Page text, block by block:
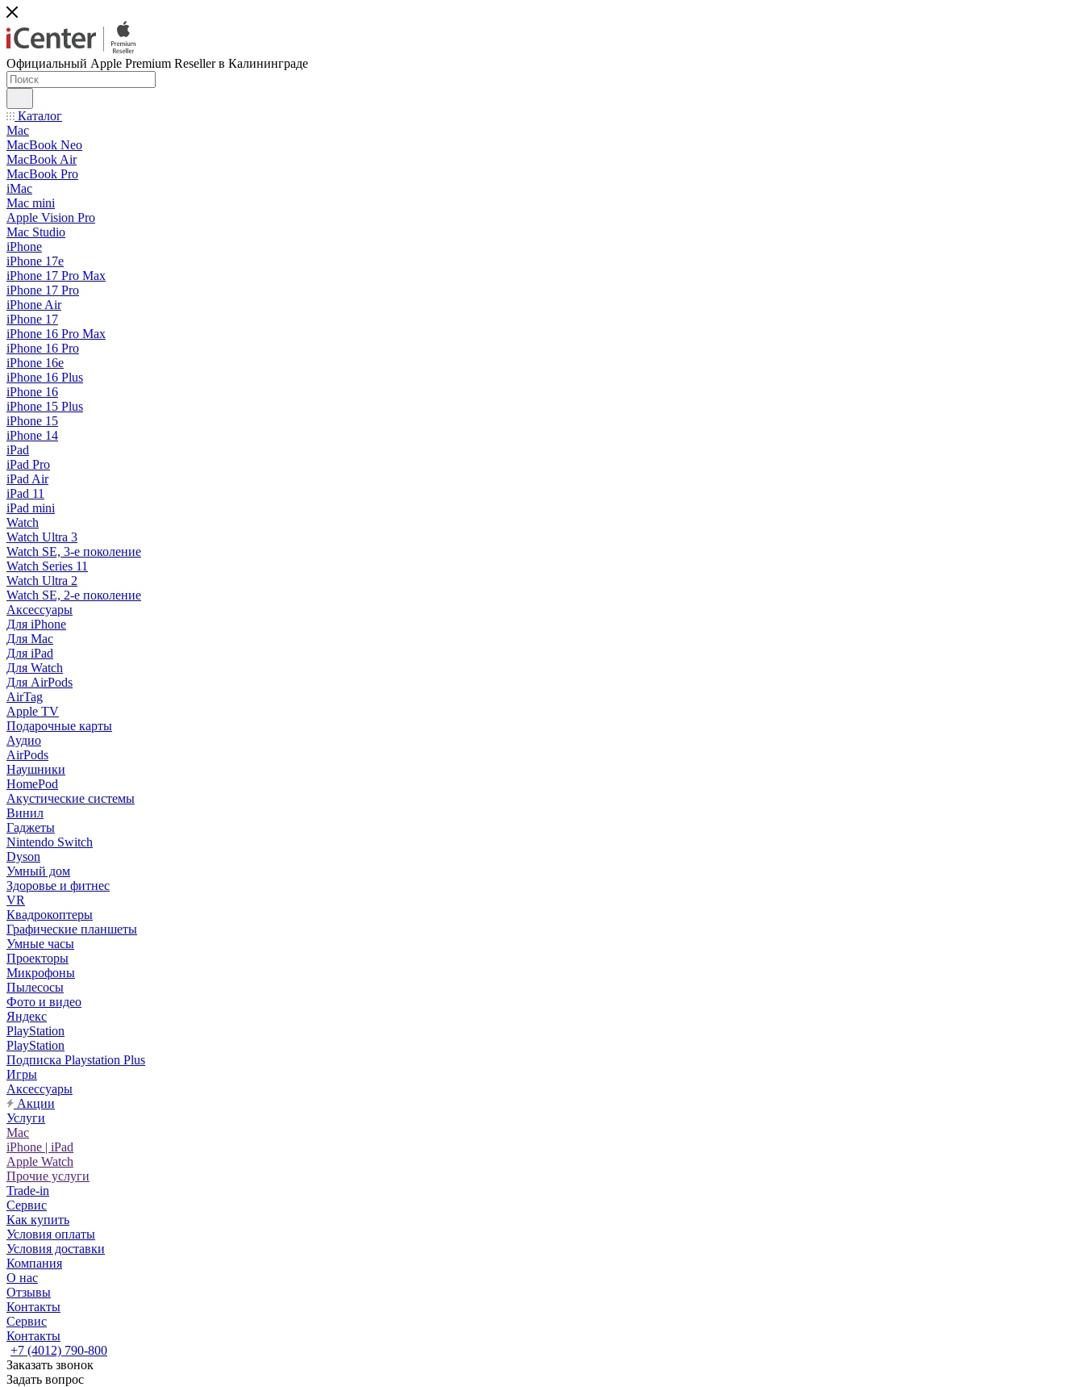
Официальный Apple Premium Reseller в Калининграде
Каталог
Mac
MacBook Neo
MacBook Air
MacBook Pro
iMac
Mac mini
Apple Vision Pro
Mac Studio
iPhone
iPhone 17e
iPhone 17 Pro Max
iPhone 17 Pro
iPhone Air
iPhone 17
iPhone 16 Pro Max
iPhone 16 Pro
iPhone 16e
iPhone 16 Plus
iPhone 16
iPhone 15 Plus
iPhone 15
iPhone 14
iPad
iPad Pro
iPad Air
iPad 11
iPad mini
Watch
Watch Ultra 3
Watch SE, 3-е поколение
Watch Series 11
Watch Ultra 2
Watch SE, 2-е поколение
Аксессуары
Для iPhone
Для Mac
Для iPad
Для Watch
Для AirPods
AirTag
Apple TV
Подарочные карты
Аудио
AirPods
Наушники
HomePod
Акустические системы
Винил
Гаджеты
Nintendo Switch
Dyson
Умный дом
Здоровье и фитнес
VR
Квадрокоптеры
Графические планшеты
Умные часы
Проекторы
Микрофоны
Пылесосы
Фото и видео
Яндекс
PlayStation
PlayStation
Подписка Playstation Plus
Игры
Аксессуары
Акции
Услуги
Mac
iPhone | iPad
Apple Watch
Прочие услуги
Trade-in
Сервис
Как купить
Условия оплаты
Условия доставки
Компания
О нас
Отзывы
Контакты
Сервис
Контакты
+7 (4012) 790-800
Заказать звонок
Задать вопрос